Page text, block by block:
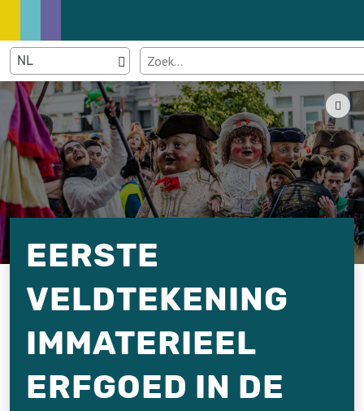
EERSTE
VELDTEKENING
IMMATERIEEL
ERFGOED IN DE